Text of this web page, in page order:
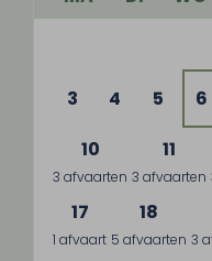
3 4 5 6
10
3 afvaarten
11
3 afvaarten
17
1 afvaart
18
5 afvaarten 3